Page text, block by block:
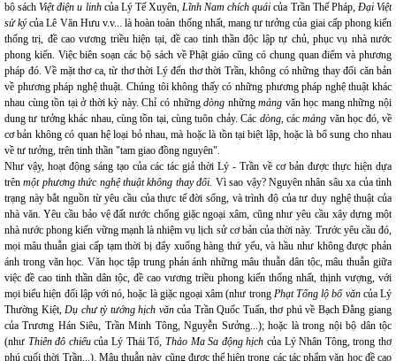
bộ sáchViệt điện u linh của Lý Tế Xuyên,Lĩnh Nam chích quáicủa Trần Thế Pháp, Đại Việt
sử kýcủa Lê Văn Hưu v.v... là hoàn toàn thống nhất, mang tư tưởng của giai cấp phong kiến
thống trị, đề cao vương triều hiện tại, đề cao tinh thần độc lập tự chủ, phục vụ nhà nước
phong kiến. Việc biên soạn các bộ sách về Phật giáo cũng có chung quan điểm và phương
pháp đó. Về mặt thơ ca, từ thơ thời Lý đến thơ thời Trần, không có những thay đổi căn bản
về phương pháp nghệ thuật. Chúng tôi không thấy có những phương pháp nghệ thuật khác
nhau cùng tồn tại ở thời kỳ này. Chỉ có nhữngdòng nhữngmảng văn học mang những nội
dung tư tưởng khác nhau, cùng tồn tại, cùng tuôn chảy. Các dòng, cácmảng văn học đó, về
cơ bản không có quan hệ loại bỏ nhau, mà hoặc là tồn tại biệt lập, hoặc là bổ sung cho nhau
về tư tưởng, trên tinh thần "tam giao đồng nguyên".
Như vậy, hoạt động sáng tạo của các tác giả thời Lý - Trần về cơ bản được thực hiện dựa
trênmột phương thức nghệ thuật không thay đổi. Vì sao vậy? Nguyên nhân sâu xa của tình
trạng này bắt nguồn từ yêu cầu của thực tế đời sống, và trình độ của tư duy nghệ thuật của
nhà văn. Yêu cầu bảo vệ đất nước chống giặc ngoại xâm, cũng như yêu cầu xây dựng một
nhà nước phong kiến vững mạnh là nhiệm vụ lịch sử cơ bản của thời này. Trước yêu cầu đó,
mọi mâu thuẫn giai cấp tạm thời bị đẩy xuống hàng thứ yếu, và hầu như không được phản
ánh trong văn học. Văn học tập trung phản ánh những mâu thuẫn dân tộc, mâu thuẫn giữa
việc đề cao tinh thần dân tộc, đề cao vương triều phong kiến thống nhất, thịnh vượng, với
mọi biểu hiện đối lập với nó, hoặc là giặc ngoại xâm (như trong Phạt Tống lộ bố văn của Lý
Thường Kiệt,Dụ chư tỳ tướng hịch văncủa Trần Quốc Tuấn, thơ phú về Bạch Đằng giang
của Trương Hán Siêu, Trần Minh Tông, Nguyễn Sưởng...); hoặc là trong nội bộ dân tộc
(như Thiên đô chiếucủa Lý Thái Tổ, Thảo Ma Sa động hịch của Lý Nhân Tông, trong thơ
phú cuối thời Trần...). Mâu thuẫn này cũng được thể hiện trong các tác phẩm văn học đề cao